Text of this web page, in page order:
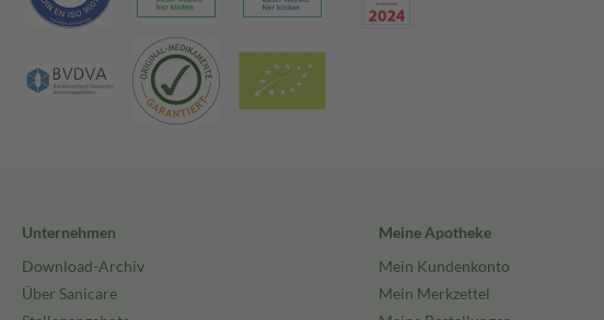
Unternehmen
Download-Archiv
Über Sanicare
Meine Apotheke
Mein Kundenkonto
Mein Merkzettel